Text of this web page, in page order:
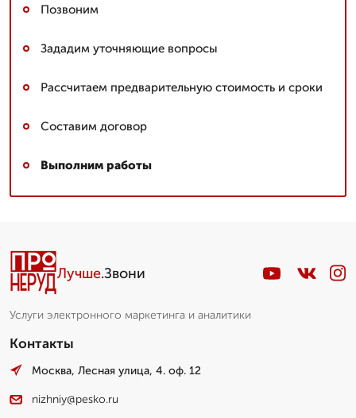
Позвоним
Зададим уточняющие вопросы
Рассчитаем предварительную стоимость и сроки
Составим договор
Выполним работы
Лучше.Звони
Услуги электронного маркетинга и аналитики
Контакты
Москва, Лесная улица, 4. оф. 12
nizhniy@pesko.ru